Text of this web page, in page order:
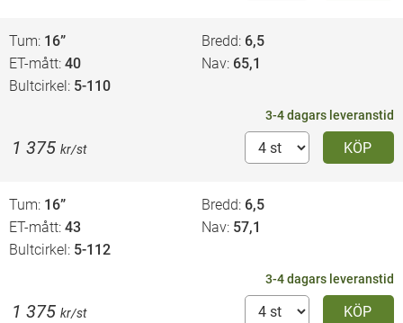
Tum 16” Bredd 6,5
ET-mått 40 Nav 65,1
Bultcirkel 5-110
3-4 dagars leveranstid
KÖP
1 375 kr/st
Tum 16” Bredd 6,5
ET-mått 43 Nav 57,1
Bultcirkel 5-112
3-4 dagars leveranstid
KÖP
1 375 kr/st